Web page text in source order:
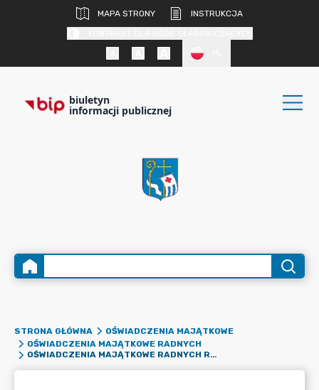
MAPA STRONY
INSTRUKCJA
biuletyn
informacji publicznej
STRONA GŁÓWNA
OŚWIADCZENIA MAJĄTKOWE
OŚWIADCZENIA MAJĄTKOWE RADNYCH
OŚWIADCZENIA MAJĄTKOWE RADNYCH RADY MIEJSKIEJ W PUŁTUSKU ZŁOŻONE NA KONIEC VIII KADENCJI